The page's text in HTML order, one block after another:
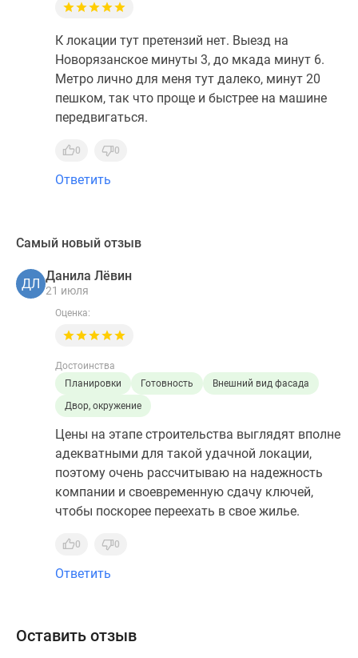
К локации тут претензий нет. Выезд на
Новорязанское минуты 3, до мкада минут 6.
Метро лично для меня тут далеко, минут 20
пешком, так что проще и быстрее на машине
передвигаться.
0 0
Ответить
Самый новый отзыв
ДЛ
Данила Лёвин
21 июля
Оценка:
Достоинства
Планировки
Готовность
Внешний вид фасада
Двор, окружение
Цены на этапе строительства выглядят вполне
адекватными для такой удачной локации,
поэтому очень рассчитываю на надежность
компании и своевременную сдачу ключей,
чтобы поскорее переехать в свое жилье.
0 0
Ответить
Оставить отзыв